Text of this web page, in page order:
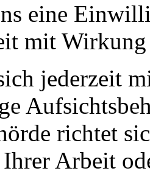
eine
mit
jederzeit
richtet
Arbeit